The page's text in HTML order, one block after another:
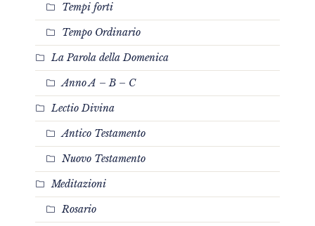
Tempi forti
Tempo Ordinario
La Parola della Domenica
Anno A – B – C
Lectio Divina
Antico Testamento
Nuovo Testamento
Meditazioni
Rosario